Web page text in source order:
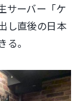
サーバー「ケ
し直後の日本
る。